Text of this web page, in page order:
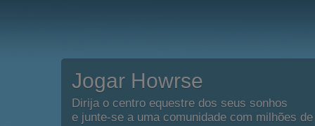
Jogar Howrse
Dirija o centro equestre dos seus sonhos
e junte-se a uma comunidade com milhões